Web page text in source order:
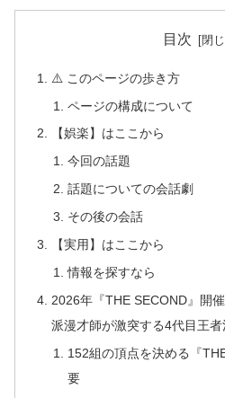
目次
⚠️ このページの歩き方
ページの構成について
【娯楽】はここから
今回の話題
話題についての会話劇
その後の会話
【実用】はここから
情報を探すなら
2026年『THE SECOND』開
派漫才師が激突する4代目王
152組の頂点を決める『
要